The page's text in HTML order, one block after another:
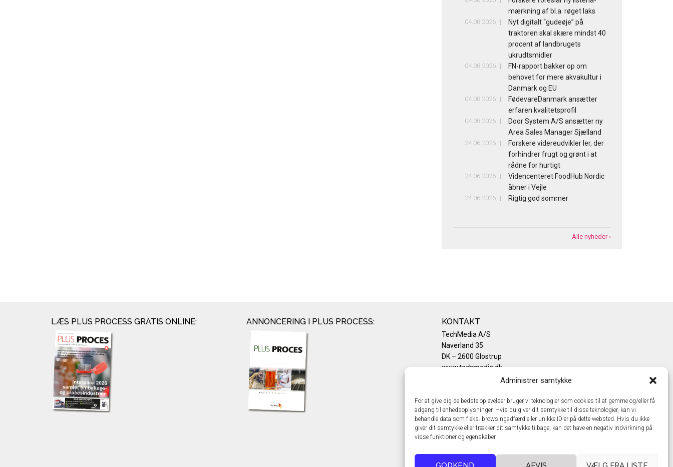
Administrer samtykke
For at give dig de bedste oplevelser bruger vi teknologier som cookies til at gemme og/eller få
adgang til enhedsoplysninger. Hvis du giver dit samtykke til disse teknologier, kan vi
behandle data som f.eks. browsingadfærd eller unikke ID'er på dette websted. Hvis du ikke
giver dit samtykke eller trækker dit samtykke tilbage, kan det have en negativ indvirkning på
visse funktioner og egenskaber.
mærkning af bl.a. røget laks
04.08.2026
Nyt digitalt “gudeøje” på
traktoren skal skære mindst 40
procent af landbrugets
ukrudtsmidler
04.08.2026
FN-rapport bakker op om
behovet for mere akvakultur i
Danmark og EU
04.08.2026
FødevareDanmark ansætter
erfaren kvalitetsprofil
04.08.2026
Door System A/S ansætter ny
Area Sales Manager Sjælland
24.06.2026
Forskere videreudvikler ler, der
forhindrer frugt og grønt i at
rådne for hurtigt
24.06.2026
Videncenteret FoodHub Nordic
åbner i Vejle
24.06.2026 Rigtig god sommer
Alle nyheder ›
LÆS PLUS PROCESS GRATIS ONLINE: ANNONCERING I PLUS PROCESS: KONTAKT
TechMedia A/S
Naverland 35
DK – 2600 Glostrup
www.techmedia.dk
Telefon: +45 43 24 26 28
Privatlivspolitik
Cookiepolitik